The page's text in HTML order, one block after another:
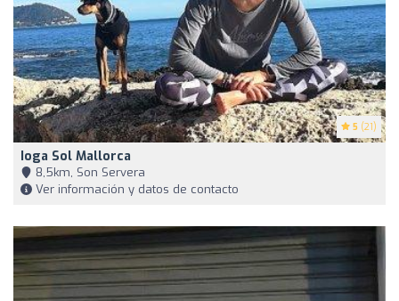
5 (21)
Ioga Sol Mallorca
8,5km, Son Servera
Ver información y datos de contacto